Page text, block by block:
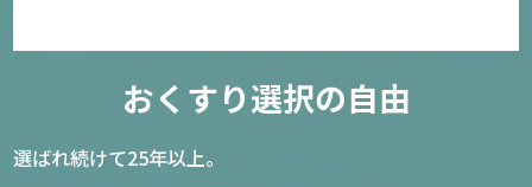
おくすり選択の自由
選ばれ続けて25年以上。